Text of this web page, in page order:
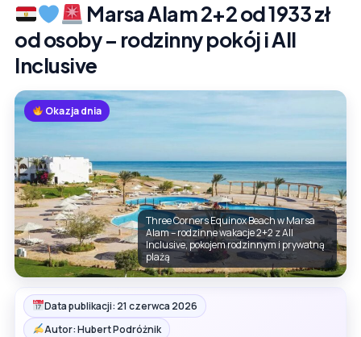
Marsa Alam 2+2 od 1933 zł
od osoby – rodzinny pokój i All
Inclusive
Okazja dnia
Three Corners Equinox Beach w Marsa
Alam – rodzinne wakacje 2+2 z All
Inclusive, pokojem rodzinnym i prywatną
plażą
Data publikacji: 21 czerwca 2026
Autor: Hubert Podróżnik